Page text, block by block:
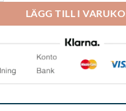
LÄGG TILL I